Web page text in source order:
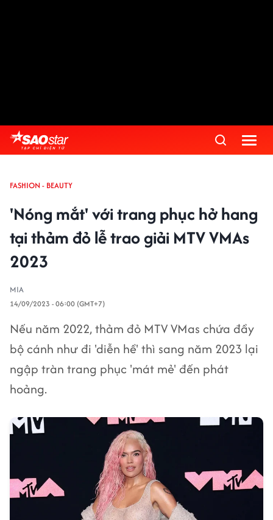
FASHION - BEAUTY
'Nóng mắt' với trang phục hở hang
tại thảm đỏ lễ trao giải MTV VMAs
2023
MIA
14/09/2023 - 06:00 (GMT+7)
Nếu năm 2022, thảm đỏ MTV VMas chứa đầy
bộ cánh như đi 'diễn hề' thì sang năm 2023 lại
ngập tràn trang phục 'mát mẻ' đến phát
hoảng.